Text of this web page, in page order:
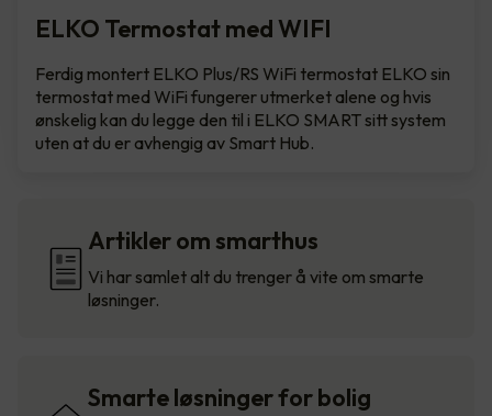
ELKO Termostat med WIFI
Ferdig montert ELKO Plus/RS WiFi termostat ELKO sin
termostat med WiFi fungerer utmerket alene og hvis
ønskelig kan du legge den til i ELKO SMART sitt system
uten at du er avhengig av Smart Hub.
Artikler om smarthus
Vi har samlet alt du trenger å vite om smarte
løsninger.
Smarte løsninger for bolig